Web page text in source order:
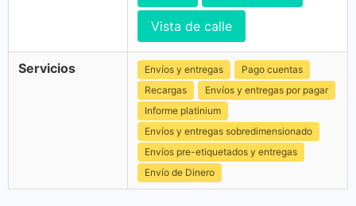
Vista de calle
Servicios Envíos y entregas
Pago cuentas
Recargas
Envíos y entregas por pagar
Informe platinium
Envíos y entregas sobredimensionado
Envíos pre-etiquetados y entregas
Envío de Dinero